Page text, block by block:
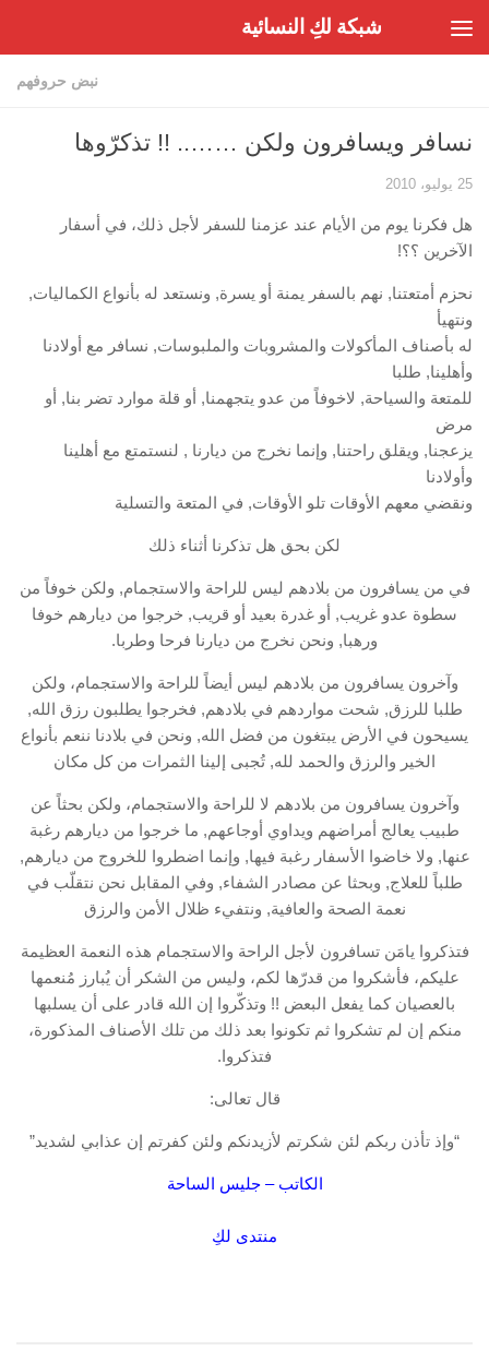
شبكة لكِ النسائية
نبض حروفهم
نسافر ويسافرون ولكن …….. !! تذكرّوها
25 يوليو، 2010
هل فكرنا يوم من الأيام عند عزمنا للسفر لأجل ذلك، في أسفار
الآخرين ؟؟!
نحزم أمتعتنا, نهم بالسفر يمنة أو يسرة, ونستعد له بأنواع الكماليات,
ونتهيأ
له بأصناف المأكولات والمشروبات والملبوسات, نسافر مع أولادنا
وأهلينا, طلبا
للمتعة والسياحة, لاخوفاً من عدو يتجهمنا, أو قلة موارد تضر بنا, أو
مرض
يزعجنا, ويقلق راحتنا, وإنما نخرج من ديارنا , لنستمتع مع أهلينا
وأولادنا
ونقضي معهم الأوقات تلو الأوقات, في المتعة والتسلية
لكن بحق هل تذكرنا أثناء ذلك
في من يسافرون من بلادهم ليس للراحة والاستجمام, ولكن خوفاً من
سطوة عدو غريب, أو غدرة بعيد أو قريب, خرجوا من ديارهم خوفا
ورهبا, ونحن نخرج من ديارنا فرحا وطربا.
وآخرون يسافرون من بلادهم ليس أيضاً للراحة والاستجمام، ولكن
طلبا للرزق, شحت مواردهم في بلادهم, فخرجوا يطلبون رزق الله,
يسيحون في الأرض يبتغون من فضل الله, ونحن في بلادنا ننعم بأنواع
الخير والرزق والحمد لله, تُجبى إلينا الثمرات من كل مكان
وآخرون يسافرون من بلادهم لا للراحة والاستجمام، ولكن بحثاً عن
طبيب يعالج أمراضهم ويداوي أوجاعهم, ما خرجوا من ديارهم رغبة
عنها, ولا خاضوا الأسفار رغبة فيها, وإنما اضطروا للخروج من ديارهم,
طلباً للعلاج, وبحثا عن مصادر الشفاء, وفي المقابل نحن نتقلّب في
نعمة الصحة والعافية, ونتفيء ظلال الأمن والرزق
فتذكروا يامَن تسافرون لأجل الراحة والاستجمام هذه النعمة العظيمة
عليكم، فأشكروا من قدرّها لكم، وليس من الشكر أن يُبارز مُنعمها
بالعصيان كما يفعل البعض !! وتذكّروا إن الله قادر على أن يسلبها
منكم إن لم تشكروا ثم تكونوا بعد ذلك من تلك الأصناف المذكورة،
فتذكروا.
قال تعالى:
“وإذ تأذن ربكم لئن شكرتم لأزيدنكم ولئن كفرتم إن عذابي لشديد”
الكاتب – جليس الساحة
منتدى لكِ